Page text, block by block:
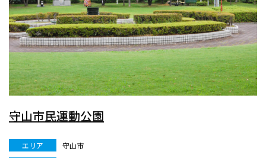
守山市民運動公園
エリア
守山市